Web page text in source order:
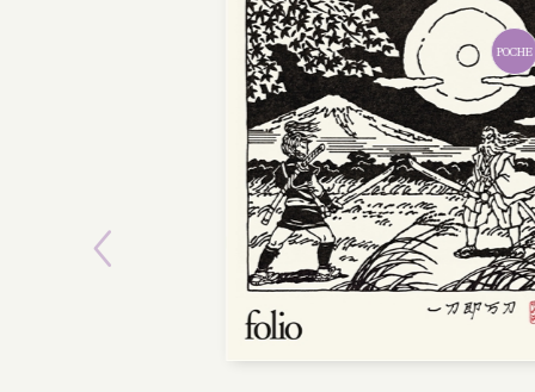
POCHE
Previous